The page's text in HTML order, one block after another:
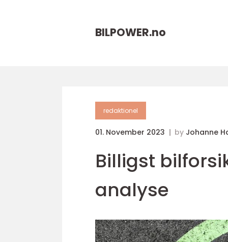
BILPOWER.no
redaktionel
01. November 2023 by Johanne
Billigst
analyse